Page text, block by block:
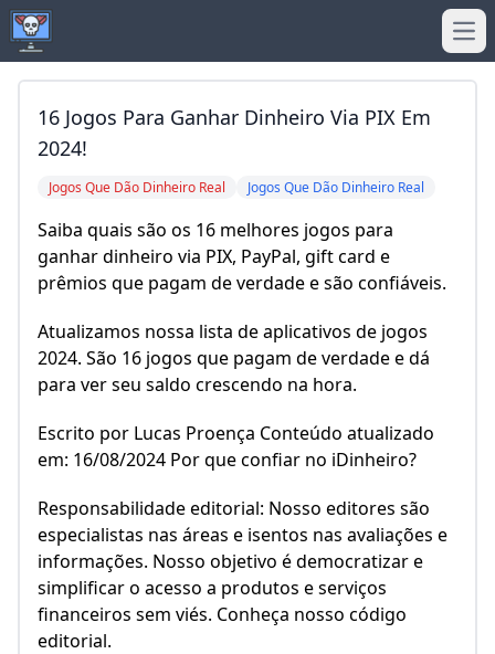
16 Jogos Para Ganhar Dinheiro Via PIX Em
2024!
Jogos Que Dão Dinheiro Real Jogos Que Dão Dinheiro Real
Saiba quais são os 16 melhores jogos para
ganhar dinheiro via PIX, PayPal, gift card e
prêmios que pagam de verdade e são confiáveis.
Atualizamos nossa lista de aplicativos de jogos
2024. São 16 jogos que pagam de verdade e dá
para ver seu saldo crescendo na hora.
Escrito por Lucas Proença Conteúdo atualizado
em: 16/08/2024 Por que confiar no iDinheiro?
Responsabilidade editorial: Nosso editores são
especialistas nas áreas e isentos nas avaliações e
informações. Nosso objetivo é democratizar e
simplificar o acesso a produtos e serviços
financeiros sem viés. Conheça nosso código
editorial.